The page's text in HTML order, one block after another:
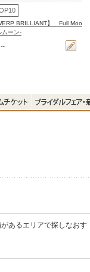
BRILLIANT】 Full Moo
ーン-
あるエリアで探しなおす